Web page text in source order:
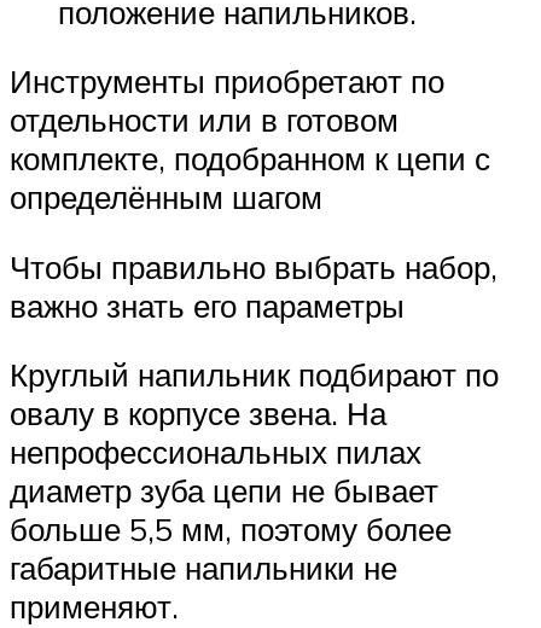
положение напильников.
Инструменты приобретают по
отдельности или в готовом
комплекте, подобранном к цепи с
определённым шагом
Чтобы правильно выбрать набор,
важно знать его параметры
Круглый напильник подбирают по
овалу в корпусе звена. На
непрофессиональных пилах
диаметр зуба цепи не бывает
больше 5,5 мм, поэтому более
габаритные напильники не
применяют.